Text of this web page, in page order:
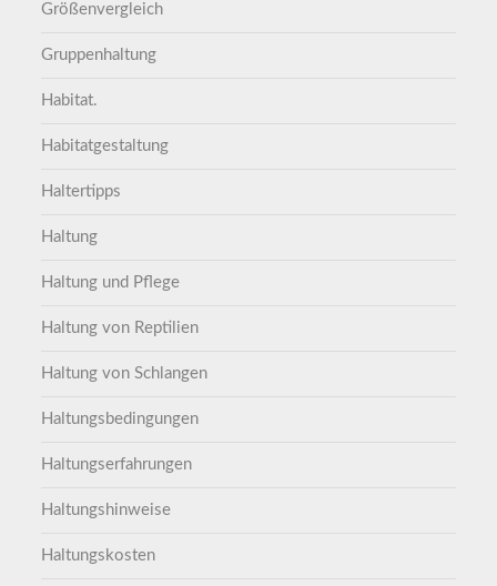
Größenvergleich
Gruppenhaltung
Habitat.
Habitatgestaltung
Haltertipps
Haltung
Haltung und Pflege
Haltung von Reptilien
Haltung von Schlangen
Haltungsbedingungen
Haltungserfahrungen
Haltungshinweise
Haltungskosten